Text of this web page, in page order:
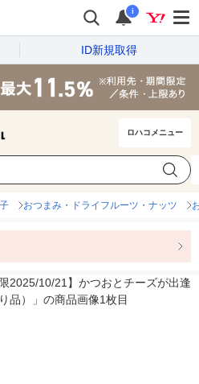
i
ID新規取得
ロハコメニュー
おつまみ・ドライフルーツ・ナッツ